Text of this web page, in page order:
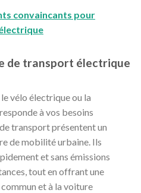
convaincants pour
de transport électrique
vélo électrique ou la
à vos besoins
transport présentent un
de mobilité urbaine. Ils
et sans émissions
tout en offrant une
et à la voiture